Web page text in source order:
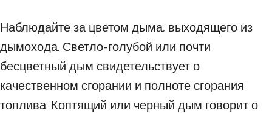
Наблюдайте за цветом дыма, выходящего из
дымохода. Светло-голубой или почти
бесцветный дым свидетельствует о
качественном сгорании и полноте сгорания
топлива. Коптящий или черный дым говорит о